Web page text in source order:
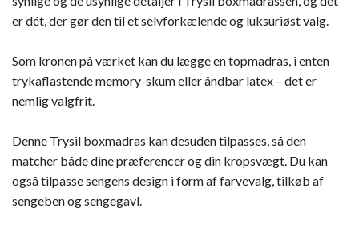
er dét, der gør den til et selvforkælende og luksuriøst valg.
Som kronen på værket kan du lægge en topmadras, i enten
trykaflastende memory-skum eller åndbar latex – det er
nemlig valgfrit.
Denne Trysil boxmadras kan desuden tilpasses, så den
matcher både dine præferencer og din kropsvægt. Du kan
også tilpasse sengens design i form af farvevalg, tilkøb af
sengeben og sengegavl.